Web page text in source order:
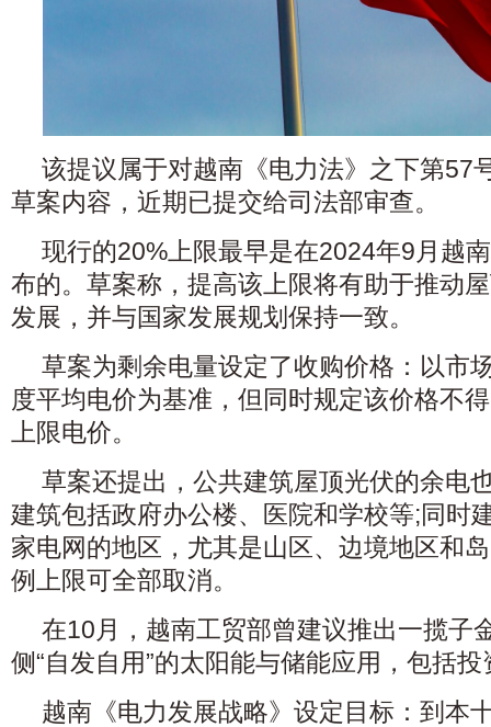
该提议属于对越南《电力法》之下第57
草案内容，近期已提交给司法部审查。
现行的20%上限最早是在2024年9月越
布的。草案称，提高该上限将有助于推动
发展，并与国家发展规划保持一致。
草案为剩余电量设定了收购价格：以市
度平均电价为基准，但同时规定该价格不
上限电价。
草案还提出，公共建筑屋顶光伏的余电
建筑包括政府办公楼、医院和学校等;同时
家电网的地区，尤其是山区、边境地区和
例上限可全部取消。
在10月，越南工贸部曾建议推出一揽子
侧“自发自用”的太阳能与储能应用，包括
越南《电力发展战略》设定目标：到本